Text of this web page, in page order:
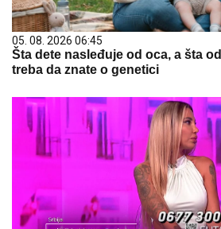
05. 08. 2026 06:45
Šta dete nasleđuje od oca, a šta
treba da znate o genetici